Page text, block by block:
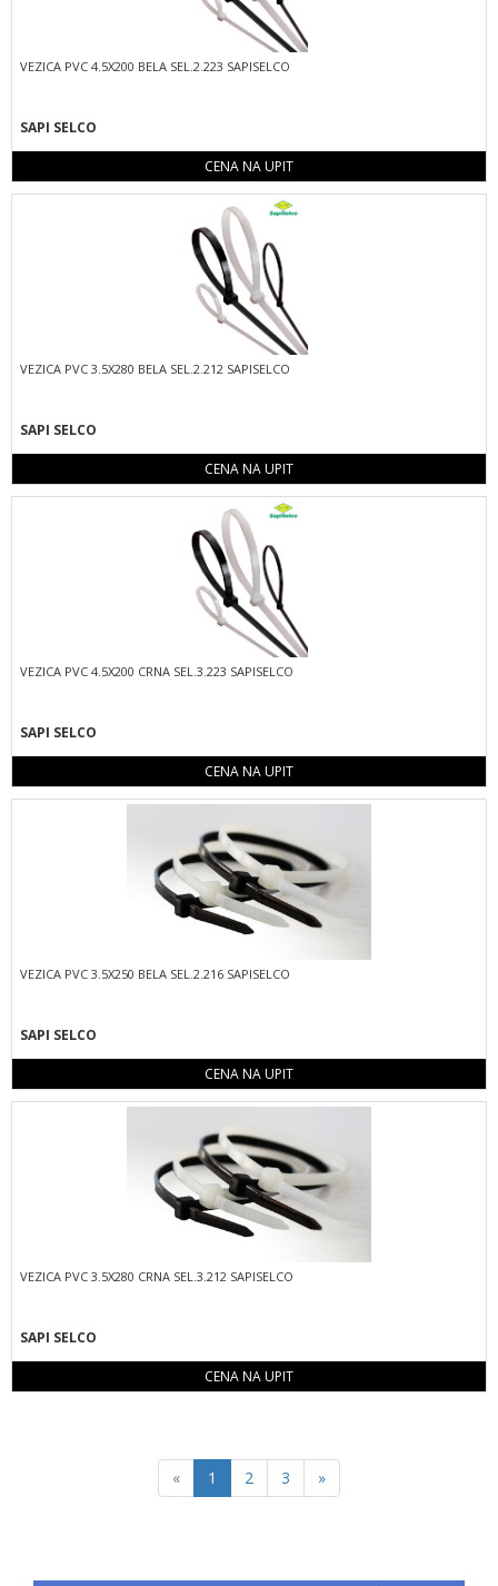
VEZICA PVC 4.5X200 BELA SEL.2.223 SAPISELCO
SAPI SELCO
CENA NA UPIT
VEZICA PVC 3.5X280 BELA SEL.2.212 SAPISELCO
SAPI SELCO
CENA NA UPIT
VEZICA PVC 4.5X200 CRNA SEL.3.223 SAPISELCO
SAPI SELCO
CENA NA UPIT
VEZICA PVC 3.5X250 BELA SEL.2.216 SAPISELCO
SAPI SELCO
CENA NA UPIT
VEZICA PVC 3.5X280 CRNA SEL.3.212 SAPISELCO
SAPI SELCO
CENA NA UPIT
«Previous
1 2 3 »Next